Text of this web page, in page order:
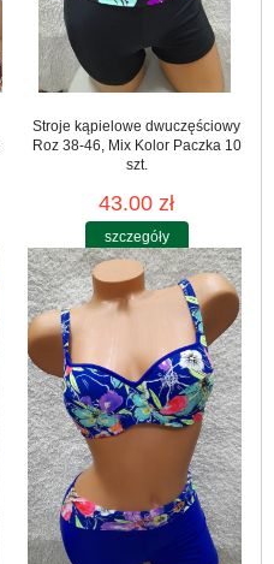
Stroje kąpielowe dwuczęściowy
Roz 38-46, Mix Kolor Paczka 10
szt.
43.00 zł
szczegóły